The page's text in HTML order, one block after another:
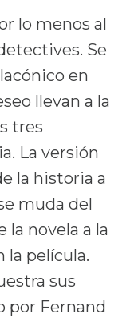
lo menos al
Se
en
llevan a la
tres
La versión
la historia a
muda del
la novela a la
la película.
sus
por Fernand